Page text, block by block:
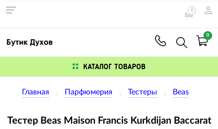
0
0
КАТАЛОГ ТОВАРОВ
Главная Парфюмерия Тестеры Beas
Тестер Beas Maison Francis Kurkdijan Baccarat